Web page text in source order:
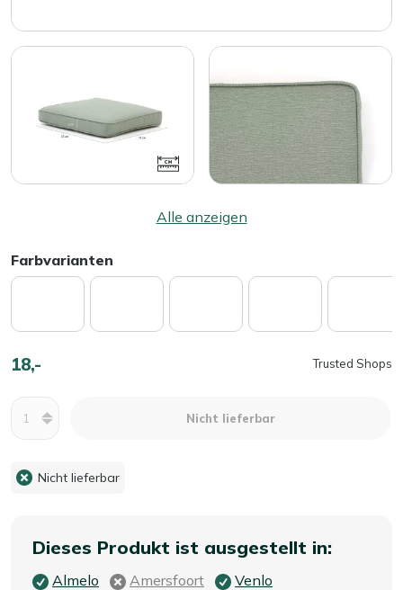
Alle anzeigen
Farbvarianten
18,- Trusted Shops
Nicht lieferbar
Nicht lieferbar
Dieses Produkt ist ausgestellt in:
Almelo Amersfoort
Venlo